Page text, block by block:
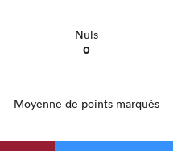
Nuls
0
Moyenne de points marqués